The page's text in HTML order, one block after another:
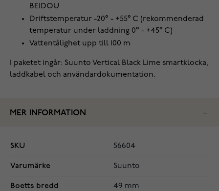
BEIDOU
Driftstemperatur -20° - +55° C (rekommenderad
temperatur under laddning 0° - +45° C)
Vattentålighet upp till 100 m
I paketet ingår: Suunto Vertical Black Lime smartklocka,
laddkabel och användardokumentation.
MER INFORMATION
SKU 56604
Varumärke Suunto
Boetts bredd 49 mm